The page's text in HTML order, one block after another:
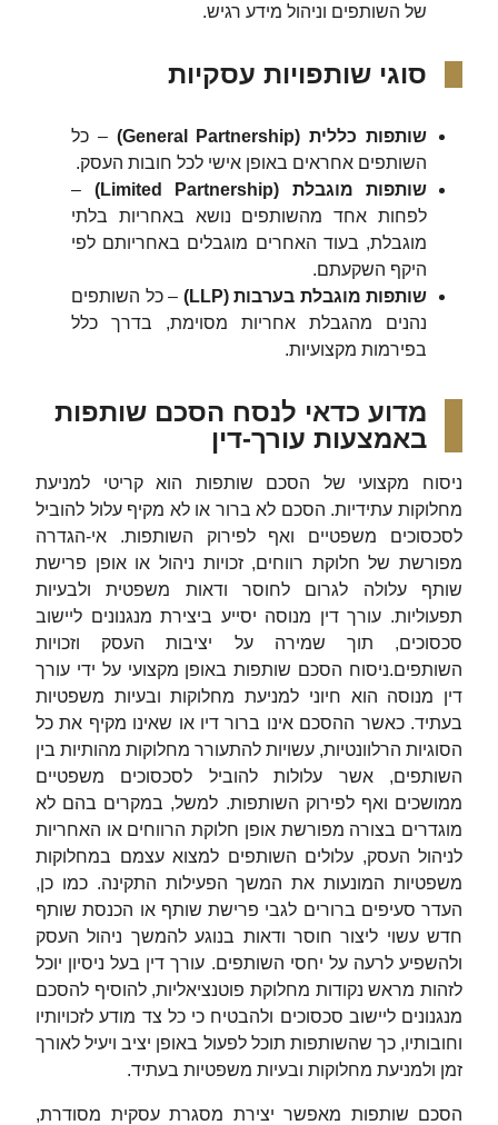
של השותפים וניהול מידע רגיש.
סוגי שותפויות עסקיות
שותפות כללית(General Partnership)
– כל
השותפים אחראים באופן אישי לכל חובות העסק.
שותפות מוגבלת (Limited Partnership)
–
לפחות אחד מהשותפים נושא באחריות בלתי
מוגבלת, בעוד האחרים מוגבלים באחריותם לפי
היקף השקעתם.
שותפות מוגבלת בערבות (LLP)
– כל השותפים
נהנים מהגבלת אחריות מסוימת, בדרך כלל
בפירמות מקצועיות.
מדוע כדאי לנסח הסכם שותפות
באמצעות עורך-דין
ניסוח מקצועי של הסכם שותפות הוא קריטי למניעת
מחלוקות עתידיות. הסכם לא ברור או לא מקיף עלול להוביל
לסכסוכים משפטיים ואף לפירוק השותפות. אי-הגדרה
מפורשת של חלוקת רווחים, זכויות ניהול או אופן פרישת
שותף עלולה לגרום לחוסר ודאות משפטית ולבעיות
תפעוליות. עורך דין מנוסה יסייע ביצירת מנגנונים ליישוב
סכסוכים, תוך שמירה על יציבות העסק וזכויות
השותפים.ניסוח הסכם שותפות באופן מקצועי על ידי עורך
דין מנוסה הוא חיוני למניעת מחלוקות ובעיות משפטיות
בעתיד. כאשר ההסכם אינו ברור דיו או שאינו מקיף את כל
הסוגיות הרלוונטיות, עשויות להתעורר מחלוקות מהותיות בין
השותפים, אשר עלולות להוביל לסכסוכים משפטיים
ממושכים ואף לפירוק השותפות. למשל, במקרים בהם לא
מוגדרים בצורה מפורשת אופן חלוקת הרווחים או האחריות
לניהול העסק, עלולים השותפים למצוא עצמם במחלוקות
משפטיות המונעות את המשך הפעילות התקינה. כמו כן,
העדר סעיפים ברורים לגבי פרישת שותף או הכנסת שותף
חדש עשוי ליצור חוסר ודאות בנוגע להמשך ניהול העסק
ולהשפיע לרעה על יחסי השותפים. עורך דין בעל ניסיון יוכל
לזהות מראש נקודות מחלוקת פוטנציאליות, להוסיף להסכם
מנגנונים ליישוב סכסוכים ולהבטיח כי כל צד מודע לזכויותיו
וחובותיו, כך שהשותפות תוכל לפעול באופן יציב ויעיל לאורך
זמן ולמניעת מחלוקות ובעיות משפטיות בעתיד.
הסכם שותפות מאפשר יצירת מסגרת עסקית מסודרת,